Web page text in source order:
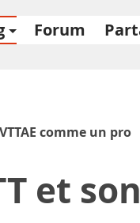
Forum
comme un pro
et